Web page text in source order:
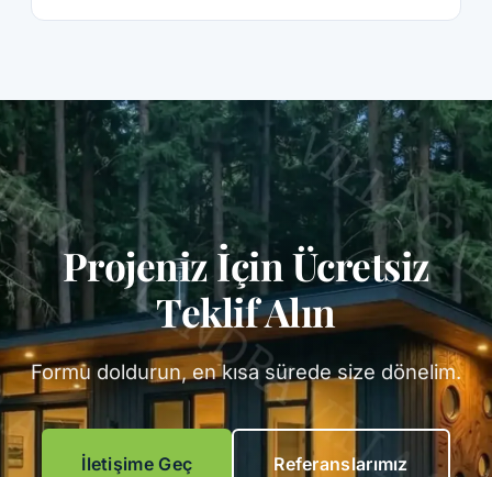
Projeniz İçin Ücretsiz
Teklif Alın
Formu doldurun, en kısa sürede size dönelim.
İletişime Geç Referanslarımız